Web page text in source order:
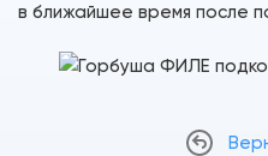
в ближайшее время после